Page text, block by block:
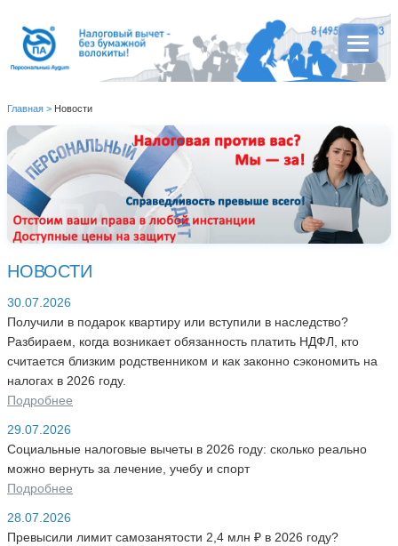
Главная > Новости
НОВОСТИ
30.07.2026
Получили в подарок квартиру или вступили в наследство?
Разбираем, когда возникает обязанность платить НДФЛ, кто
считается близким родственником и как законно сэкономить на
налогах в 2026 году.
Подробнее
29.07.2026
Социальные налоговые вычеты в 2026 году: сколько реально
можно вернуть за лечение, учебу и спорт
Подробнее
28.07.2026
Превысили лимит самозанятости 2,4 млн ₽ в 2026 году?